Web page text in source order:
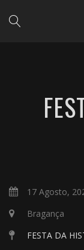
17 Agosto,
Bragança
FESTA DA